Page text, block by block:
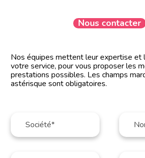
Nous contacter
Nos équipes mettent leur expertise et
votre service, pour vous proposer les
prestations possibles. Les champs
astérisque sont obligatoires.